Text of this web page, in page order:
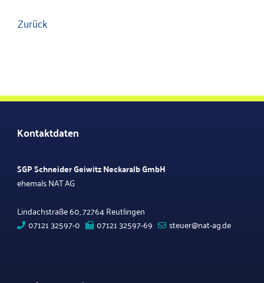
Zurück
Kontaktdaten
SGP Schneider Geiwitz Neckaralb GmbH
ehemals NAT AG
Lindachstraße 60, 72764 Reutlingen
07121 32597-0
07121 32597-69 steuer@nat-ag.de